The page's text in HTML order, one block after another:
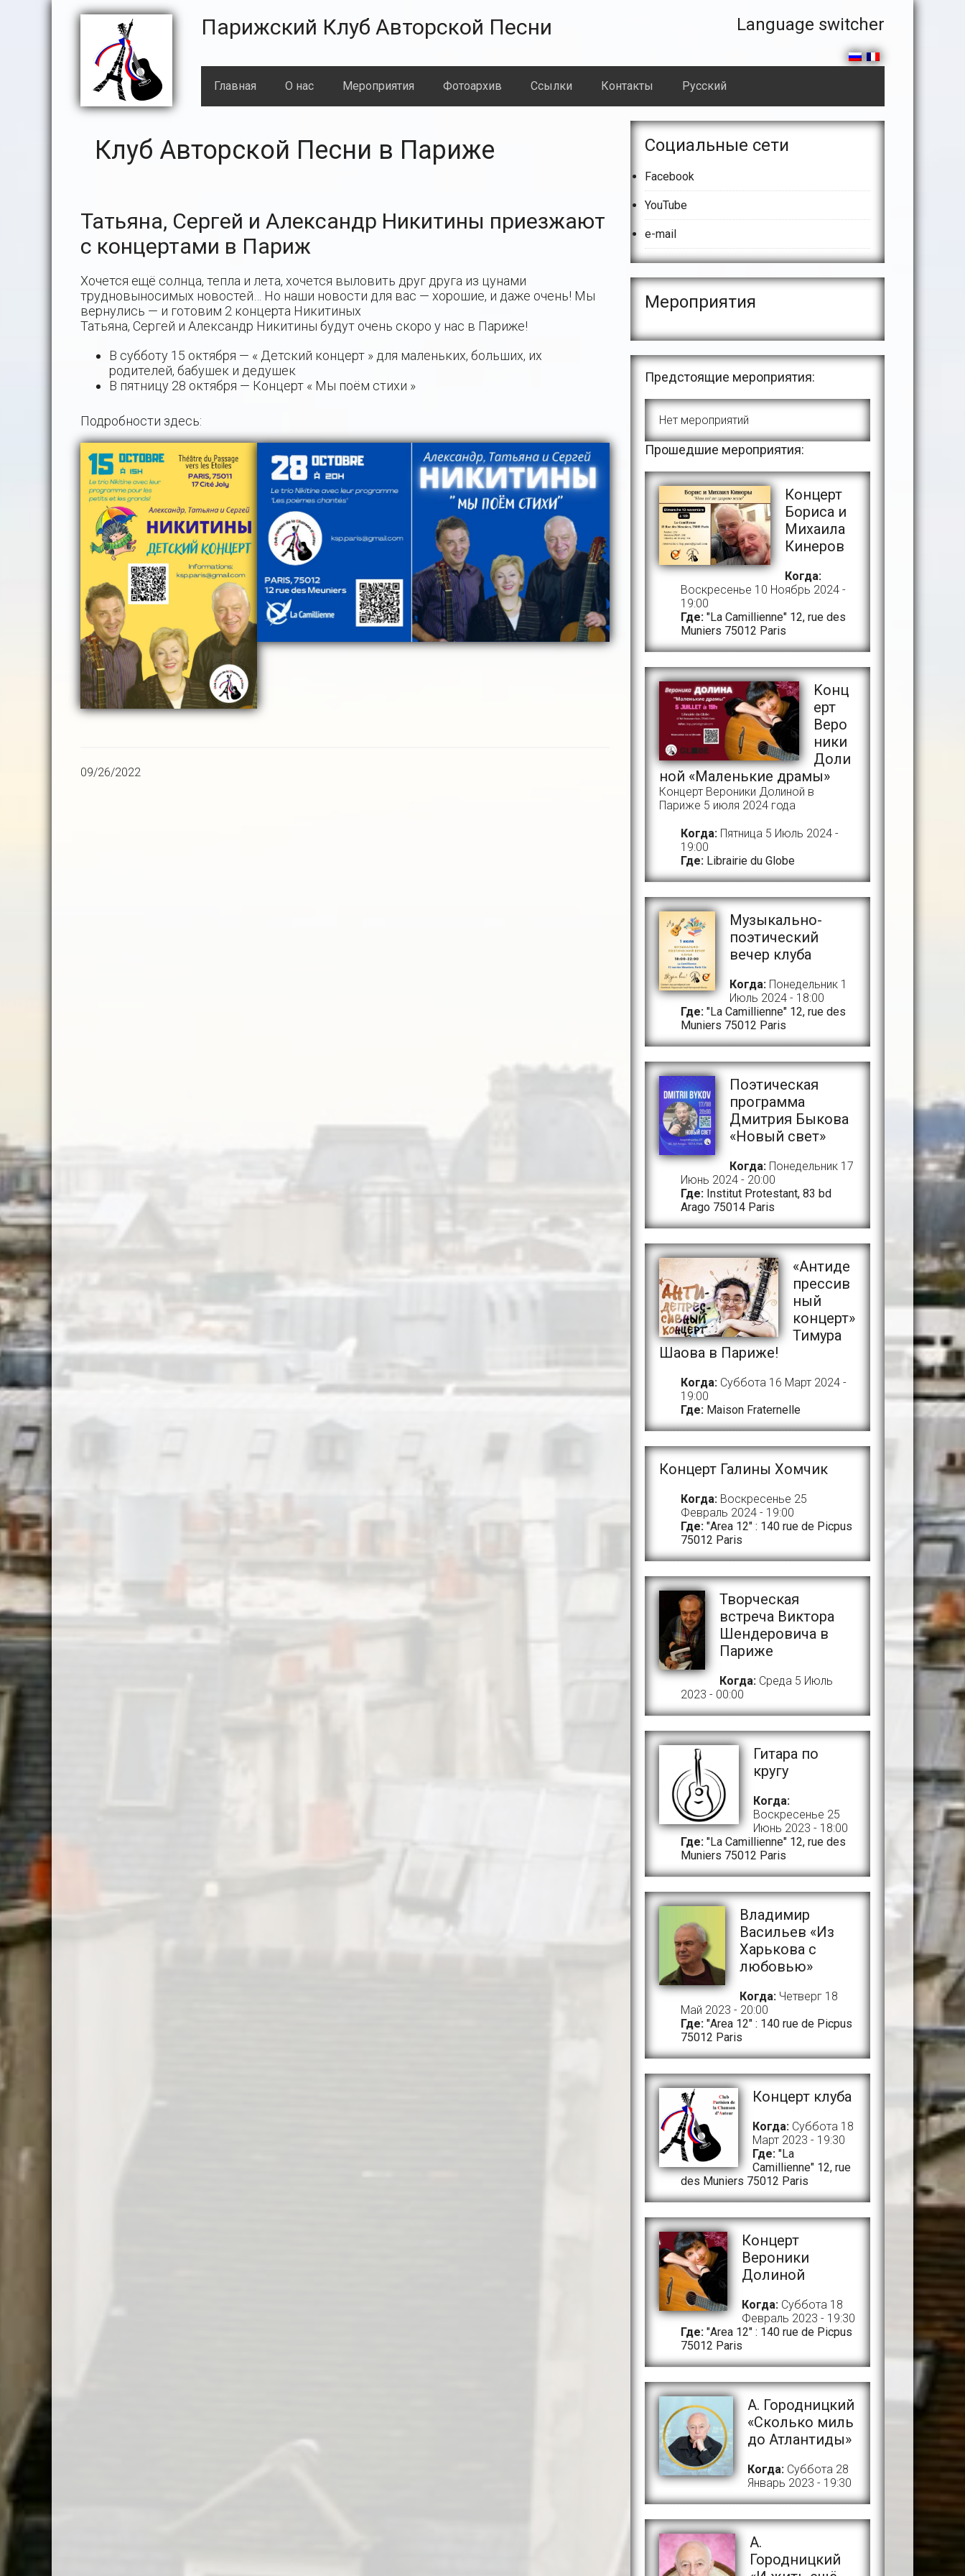
navigation
Парижский Клуб Авторской Песни
Правая
header
Language switcher
Главная О нас Meроприятия Фотоархив Ссылки Контакты Русский
Клуб Авторской Песни в Париже
Татьяна, Сергей и Александр Никитины приезжают
с концертами в Париж
Хочется ещё солнца, тепла и лета, хочется выловить друг друга из цунами
трудновыносимых новостей… Но наши новости для вас — хорошие, и даже очень! Мы
вернулись — и готовим 2 концерта Никитиных
Татьяна, Сергей и Александр Никитины будут очень скоро у нас в Париже!
В субботу 15 октября — « Детский концерт » для маленьких, больших, их
родителей, бабушек и дедушек
В пятницу 28 октября — Концерт « Мы поём стихи »​
Подробности здесь: ​
09/26/2022
Основной
сайдбар
Социальные сети
Facebook
YouTube
e-mail
Meроприятия
Предстоящие мероприятия:
Нет мероприятий
Прошедшие мероприятия:
Концерт
Бориса и
Михаила
Кинеров
Когда:
Воскресенье 10 Ноябрь 2024 -
19:00
Где: "La Camillienne" 12, rue des
Muniers 75012 Paris
Kонц
ерт
Веро
ники
Доли
ной «Маленькие драмы»
Концерт Вероники Долиной в
Париже 5 июля 2024 года
Когда:Пятница 5 Июль 2024 -
19:00
Где: Librairie du Globe
Музыкально-
поэтический
вечер клуба
Когда:Понедельник 1
Июль 2024 - 18:00
Где: "La Camillienne" 12, rue des
Muniers 75012 Paris
Поэтическая
программа
Дмитрия Быкова
«Новый свет»
Когда:Понедельник 17
Июнь 2024 - 20:00
Где: Institut Protestant, 83 bd
Arago 75014 Paris
«Антиде
прессив
ный
концерт»
Тимура
Шаова в Париже!
Когда:Суббота 16 Март 2024 -
19:00
Где: Maison Fraternelle
Концерт Галины Хомчик
Когда:Воскресенье 25
Февраль 2024 - 19:00
Где: "Area 12" : 140 rue de Picpus
75012 Paris
Творческая
встреча Виктора
Шендеровича в
Париже
Когда: Среда 5 Июль
2023 - 00:00
Гитара по
кругу
Когда:
Воскресенье 25
Июнь 2023 - 18:00
Где: "La Camillienne" 12, rue des
Muniers 75012 Paris
Владимир
Васильев «Из
Харькова с
любовью»
Когда:Четверг 18
Май 2023 - 20:00
Где: "Area 12" : 140 rue de Picpus
75012 Paris
Концерт клуба
Когда:Суббота 18
Март 2023 - 19:30
Где: "La
Camillienne" 12, rue
des Muniers 75012 Paris
Концерт
Вероники
Долиной
Когда: Суббота 18
Февраль 2023 - 19:30
Где: "Area 12" : 140 rue de Picpus
75012 Paris
А. Городницкий
«Сколько миль
до Атлантиды»
Когда: Суббота 28
Январь 2023 - 19:30
A.
Городницкий